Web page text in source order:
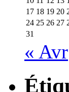
17 18 19 20
24 25 26 27
31
« Avr